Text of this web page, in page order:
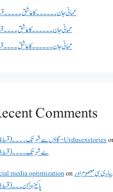
ممانی جان ۔۔۔۔۔۔کا عاشق
ممانی جان ۔۔۔۔۔۔کا عاشق
ممانی جان ۔۔۔۔۔۔کا عاشق
Comments
گاؤں سے شہر تک۔۔۔۔(قسط 44) - Urdusexstories
سے شہر تک۔۔۔۔(قسط 43)
media optimizationonسی معصوم اور
پاکیزہ بہن۔۔۔(قسط33)